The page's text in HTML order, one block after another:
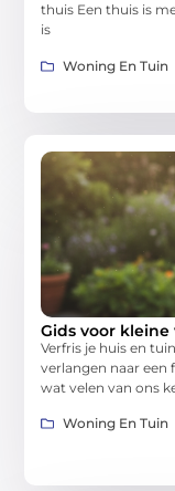
thuis Een thuis is
is
Woning En Tuin
Gids voor
Verfris je huis en
verlangen naar een
wat velen van ons
Woning En Tuin